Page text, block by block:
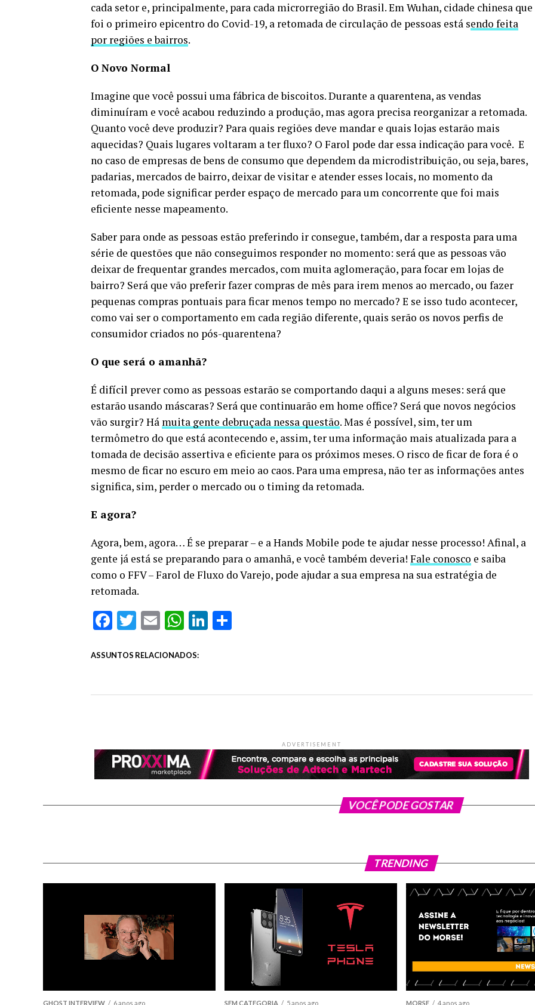
cada setor e, principalmente, para cada microrregião do Brasil. Em Wuhan, cidade chinesa que
foi o primeiro epicentro do Covid-19, a retomada de circulação de pessoas está sendo feita
por regiões e bairros.
O Novo Normal
Imagine que você possui uma fábrica de biscoitos. Durante a quarentena, as vendas
diminuíram e você acabou reduzindo a produção, mas agora precisa reorganizar a retomada.
Quanto você deve produzir? Para quais regiões deve mandar e quais lojas estarão mais
aquecidas? Quais lugares voltaram a ter fluxo? O Farol pode dar essa indicação para você. E
no caso de empresas de bens de consumo que dependem da microdistribuição, ou seja, bares,
padarias, mercados de bairro, deixar de visitar e atender esses locais, no momento da
retomada, pode significar perder espaço de mercado para um concorrente que foi mais
eficiente nesse mapeamento.
Saber para onde as pessoas estão preferindo ir consegue, também, dar a resposta para uma
série de questões que não conseguimos responder no momento: será que as pessoas vão
deixar de frequentar grandes mercados, com muita aglomeração, para focar em lojas de
bairro? Será que vão preferir fazer compras de mês para irem menos ao mercado, ou fazer
pequenas compras pontuais para ficar menos tempo no mercado? E se isso tudo acontecer,
como vai ser o comportamento em cada região diferente, quais serão os novos perfis de
consumidor criados no pós-quarentena?
O que será o amanhã?
É difícil prever como as pessoas estarão se comportando daqui a alguns meses: será que
estarão usando máscaras? Será que continuarão em home office? Será que novos negócios
vão surgir? Há muita gente debruçada nessa questão. Mas é possível, sim, ter um
termômetro do que está acontecendo e, assim, ter uma informação mais atualizada para a
tomada de decisão assertiva e eficiente para os próximos meses. O risco de ficar de fora é o
mesmo de ficar no escuro em meio ao caos. Para uma empresa, não ter as informações antes
significa, sim, perder o mercado ou o timing da retomada.
E agora?
Agora, bem, agora… É se preparar – e a Hands Mobile pode te ajudar nesse processo! Afinal, a
gente já está se preparando para o amanhã, e você também deveria! Fale conosco e saiba
como o FFV – Farol de Fluxo do Varejo, pode ajudar a sua empresa na sua estratégia de
retomada.
Facebook
Twitter
EmailWhatsApp
LinkedIn
ASSUNTOS RELACIONADOS:
ADVERTISEMENT
VOCÊ PODE GOSTAR
TRENDING
GHOST INTERVIEW 6 anos ago SEM CATEGORIA 5 anos ago MORSE 4 anos ago